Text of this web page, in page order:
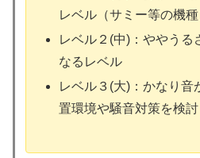
レベル（サミー等の機種
レベル２(中)：ややうる
なるレベル
レベル３(大)：かなり音
置環境や騒音対策を検討